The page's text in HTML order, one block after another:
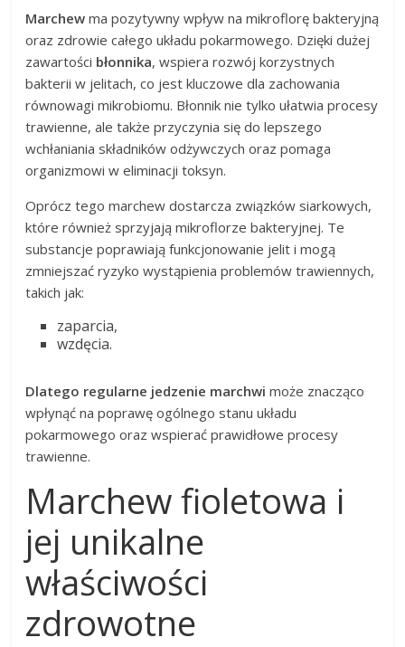
Marchew ma pozytywny wpływ na mikroflorę bakteryjną
oraz zdrowie całego układu pokarmowego. Dzięki dużej
zawartości błonnika, wspiera rozwój korzystnych
bakterii w jelitach, co jest kluczowe dla zachowania
równowagi mikrobiomu. Błonnik nie tylko ułatwia procesy
trawienne, ale także przyczynia się do lepszego
wchłaniania składników odżywczych oraz pomaga
organizmowi w eliminacji toksyn.
Oprócz tego marchew dostarcza związków siarkowych,
które również sprzyjają mikroflorze bakteryjnej. Te
substancje poprawiają funkcjonowanie jelit i mogą
zmniejszać ryzyko wystąpienia problemów trawiennych,
takich jak:
zaparcia,
wzdęcia.
Dlatego regularne jedzenie marchwi może znacząco
wpłynąć na poprawę ogólnego stanu układu
pokarmowego oraz wspierać prawidłowe procesy
trawienne.
Marchew fioletowa i
jej unikalne
właściwości
zdrowotne